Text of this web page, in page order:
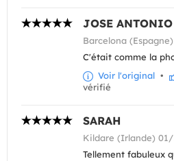
JOSE ANTONIO
Barcelona
C'était comme la
Voir l'original •
vérifié
SARAH
Kildare (Irlande) 01/
Tellement fabuleux